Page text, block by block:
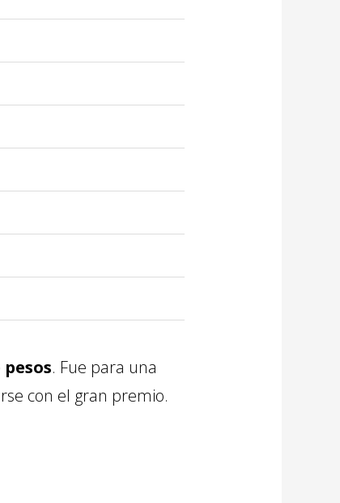
. Fue para una
con el gran premio.